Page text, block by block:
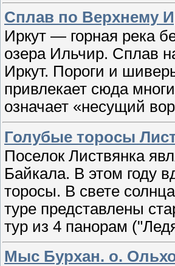
Сплав по Верхнему
Иркут — горная река
озера Ильчир. Сплав
Иркут. Пороги и
привлекает сюда
означает «несущий
Голубые торосы
Поселок Листвянка
Байкала. В этом году
торосы. В свете
туре представлены
тур из 4 панорам
Мыс Бурхан. о.